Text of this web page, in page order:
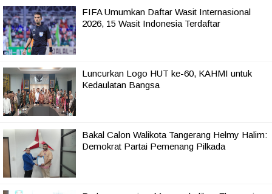
FIFA Umumkan Daftar Wasit Internasional
2026, 15 Wasit Indonesia Terdaftar
Luncurkan Logo HUT ke-60, KAHMI untuk
Kedaulatan Bangsa
Bakal Calon Walikota Tangerang Helmy Halim:
Demokrat Partai Pemenang Pilkada